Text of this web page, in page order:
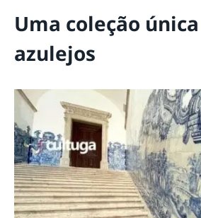
Uma coleção
azulejos